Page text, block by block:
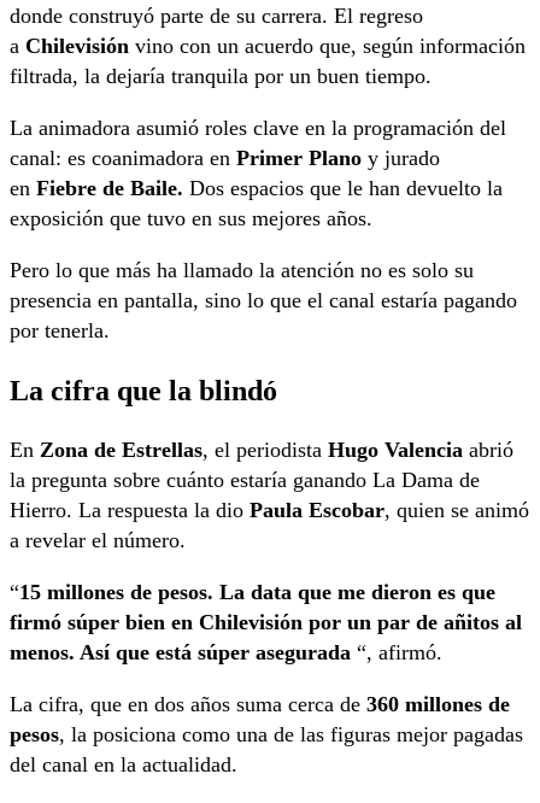
donde construyó parte de su carrera. El regreso
a Chilevisión vino con un acuerdo que, según información
filtrada, la dejaría tranquila por un buen tiempo.
La animadora asumió roles clave en la programación del
canal: es coanimadora en Primer Plano y jurado
en Fiebre de Baile. Dos espacios que le han devuelto la
exposición que tuvo en sus mejores años.
Pero lo que más ha llamado la atención no es solo su
presencia en pantalla, sino lo que el canal estaría pagando
por tenerla.
La cifra que la blindó
En Zona de Estrellas, el periodista Hugo Valencia abrió
la pregunta sobre cuánto estaría ganando La Dama de
Hierro. La respuesta la dio Paula Escobar, quien se animó
a revelar el número.
“15 millones de pesos. La data que me dieron es que
firmó súper bien en Chilevisión por un par de añitos al
menos. Así que está súper asegurada “, afirmó.
La cifra, que en dos años suma cerca de 360 millones de
pesos, la posiciona como una de las figuras mejor pagadas
del canal en la actualidad.